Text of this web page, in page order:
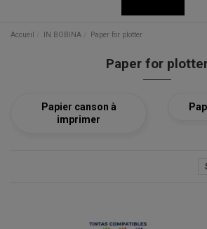
Accueil IN BOBINA Paper for plotter
Paper for
Papier canson à
imprimer